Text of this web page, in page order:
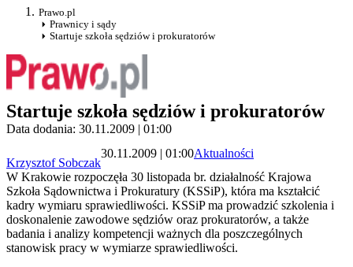
Prawo.pl
Prawnicy i sądy
Startuje szkoła sędziów i prokuratorów
Startuje szkoła sędziów i prokuratorów
Data dodania: 30.11.2009 | 01:00
Krzysztof Sobczak
30.11.2009 | 01:00Aktualności
W Krakowie rozpoczęła 30 listopada br. działalność Krajowa
Szkoła Sądownictwa i Prokuratury (KSSiP), która ma kształcić
kadry wymiaru sprawiedliwości. KSSiP ma prowadzić szkolenia i
doskonalenie zawodowe sędziów oraz prokuratorów, a także
badania i analizy kompetencji ważnych dla poszczególnych
stanowisk pracy w wymiarze sprawiedliwości.